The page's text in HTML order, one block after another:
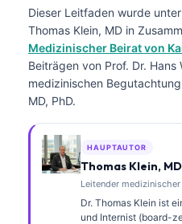
Dieser Leitfaden wurde
Thomas Klein, MD in
Medizinischer Beirat von
Beiträgen von Prof. Dr. Hans
medizinischen
MD, PhD.
HAUPTAUTOR
Thomas Klein, MD
Leitender
Dr. Thomas Klein ist
und Internist (board-